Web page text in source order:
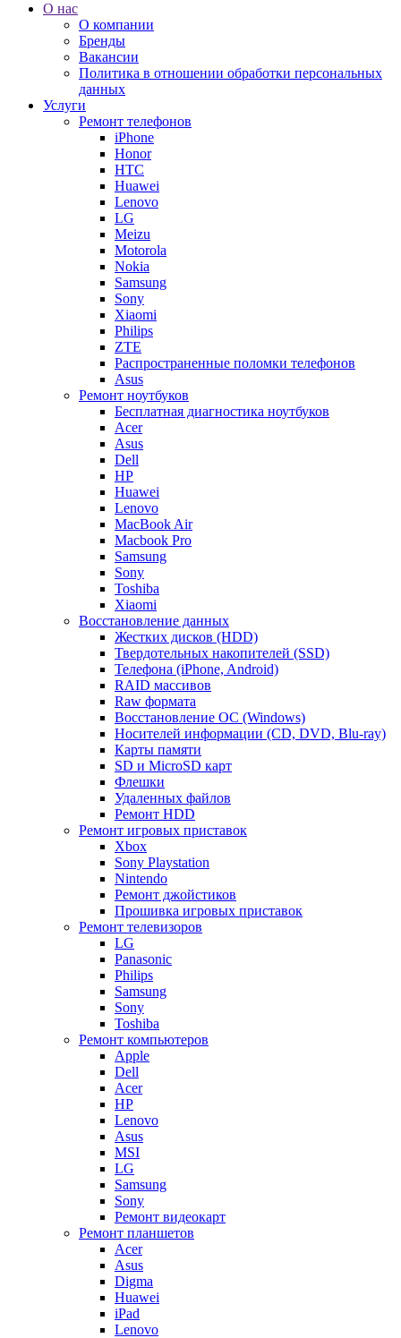
О нас
О компании
Бренды
Вакансии
Политика в отношении обработки персональных
данных
Услуги
Ремонт телефонов
iPhone
Honor
HTC
Huawei
Lenovo
LG
Meizu
Motorola
Nokia
Samsung
Sony
Xiaomi
Philips
ZTE
Распространенные поломки телефонов
Asus
Ремонт ноутбуков
Бесплатная диагностика ноутбуков
Acer
Asus
Dell
HP
Huawei
Lenovo
MacBook Air
Macbook Pro
Samsung
Sony
Toshiba
Xiaomi
Восстановление данных
Жестких дисков (HDD)
Твердотельных накопителей (SSD)
Телефона (iPhone, Android)
RAID массивов
Raw формата
Восстановление ОС (Windows)
Носителей информации (CD, DVD, Blu-ray)
Карты памяти
SD и MicroSD карт
Флешки
Удаленных файлов
Ремонт HDD
Ремонт игровых приставок
Xbox
Sony Playstation
Nintendo
Ремонт джойстиков
Прошивка игровых приставок
Ремонт телевизоров
LG
Panasonic
Philips
Samsung
Sony
Toshiba
Ремонт компьютеров
Apple
Dell
Acer
HP
Lenovo
Asus
MSI
LG
Samsung
Sony
Ремонт видеокарт
Ремонт планшетов
Acer
Asus
Digma
Huawei
iPad
Lenovo